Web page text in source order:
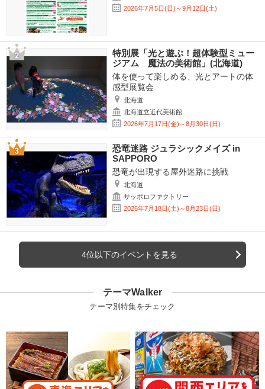
2026年7月5日(日)～9月12日(土)
特別展「光と遊ぶ！超体験型ミュー
ジアム 魔法の美術館」(北海道)
体を使って楽しめる、光とアートの体
感型展覧会
北海道
北海道立近代美術館
2026年7月17日(金)～8月30日(日)
恐竜迷路 ジュラシックメイズ in
SAPPORO
恐竜が出現する屋外迷路に挑戦
北海道
サッポロファクトリー
2026年7月18日(土)～8月23日(日)
4位以下のイベントを見る
テーマWalker
テーマ別特集をチェック